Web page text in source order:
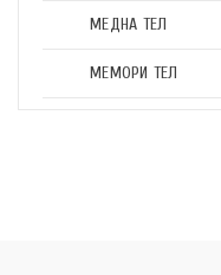
МЕДНА ТЕЛ
МЕМОРИ ТЕЛ